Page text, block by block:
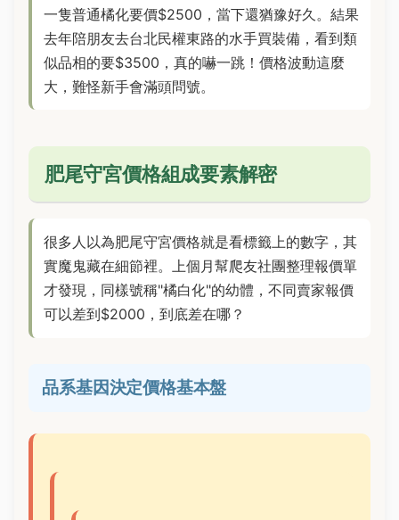
一隻普通橘化要價$2500，當下還猶豫好久。結果
去年陪朋友去台北民權東路的水手買裝備，看到類
似品相的要$3500，真的嚇一跳！價格波動這麼
大，難怪新手會滿頭問號。
肥尾守宮價格組成要素解密
很多人以為肥尾守宮價格就是看標籤上的數字，其
實魔鬼藏在細節裡。上個月幫爬友社團整理報價單
才發現，同樣號稱"橘白化"的幼體，不同賣家報價
可以差到$2000，到底差在哪？
品系基因決定價格基本盤